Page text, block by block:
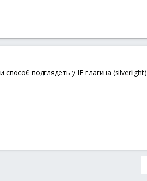
подглядеть у IE плагина